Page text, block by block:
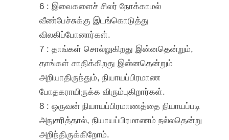
6 : இவைகளைச் சிலர் நோக்காமல்
வீண்பேச்சுக்கு இடங்கொடுத்து
விலகிப்போனார்கள்.
7 : தாங்கள் சொல்லுகிறது இன்னதென்றும்,
தாங்கள் சாதிக்கிறது இன்னதென்றும்
அறியாதிருந்தும், நியாயப்பிரமாண
போதகராயிருக்க விரும்புகிறார்கள்.
8 : ஒருவன் நியாயப்பிரமாணத்தை நியாயப்படி
அநுசரித்தால், நியாயப்பிரமாணம் நல்லதென்று
அறிந்திருக்கிறோம்.